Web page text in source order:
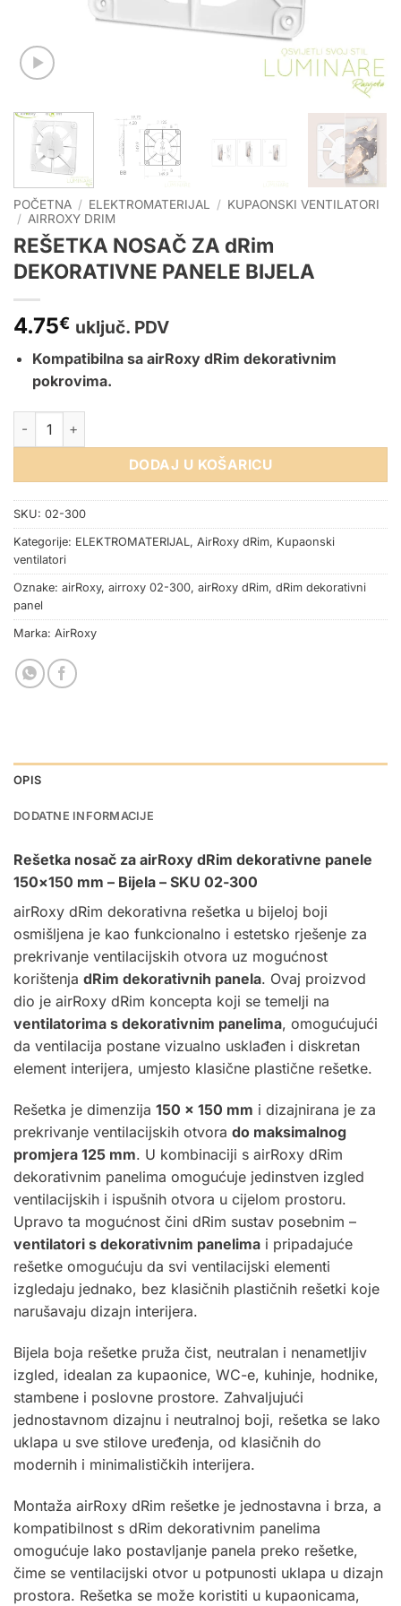
POČETNA / ELEKTROMATERIJAL / KUPAONSKI VENTILATORI
/ AIRROXY DRIM
REŠETKA NOSAČ ZA dRim
DEKORATIVNE PANELE BIJELA
4.75€ uključ. PDV
Kompatibilna sa airRoxy dRim dekorativnim
pokrovima.
REŠETKA NOSAČ ZA dRim DEKORATIVNE PANELE BIJELA
DODAJ U KOŠARICU
SKU: 02-300
Kategorije: ELEKTROMATERIJAL, AirRoxy dRim, Kupaonski
ventilatori
Oznake: airRoxy, airroxy 02-300, airRoxy dRim, dRim dekorativni
panel
Marka: AirRoxy
OPIS
DODATNE INFORMACIJE
Rešetka nosač za airRoxy dRim dekorativne panele
150×150 mm – Bijela – SKU 02-300
airRoxy dRim dekorativna rešetka u bijeloj boji
osmišljena je kao funkcionalno i estetsko rješenje za
prekrivanje ventilacijskih otvora uz mogućnost
korištenja dRim dekorativnih panela. Ovaj proizvod
dio je airRoxy dRim koncepta koji se temelji na
ventilatorima s dekorativnim panelima, omogućujući
da ventilacija postane vizualno usklađen i diskretan
element interijera, umjesto klasične plastične rešetke.
Rešetka je dimenzija 150 × 150 mm i dizajnirana je za
prekrivanje ventilacijskih otvora do maksimalnog
promjera 125 mm. U kombinaciji s airRoxy dRim
dekorativnim panelima omogućuje jedinstven izgled
ventilacijskih i ispušnih otvora u cijelom prostoru.
Upravo ta mogućnost čini dRim sustav posebnim –
ventilatori s dekorativnim panelima i pripadajuće
rešetke omogućuju da svi ventilacijski elementi
izgledaju jednako, bez klasičnih plastičnih rešetki koje
narušavaju dizajn interijera.
Bijela boja rešetke pruža čist, neutralan i nenametljiv
izgled, idealan za kupaonice, WC-e, kuhinje, hodnike,
stambene i poslovne prostore. Zahvaljujući
jednostavnom dizajnu i neutralnoj boji, rešetka se lako
uklapa u sve stilove uređenja, od klasičnih do
modernih i minimalističkih interijera.
Montaža airRoxy dRim rešetke je jednostavna i brza, a
kompatibilnost s dRim dekorativnim panelima
omogućuje lako postavljanje panela preko rešetke,
čime se ventilacijski otvor u potpunosti uklapa u dizajn
prostora. Rešetka se može koristiti u kupaonicama,